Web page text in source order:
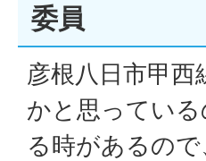
委員
彦根八日市甲
かと思ってい
る時があるの